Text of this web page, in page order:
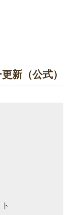
新（公式）